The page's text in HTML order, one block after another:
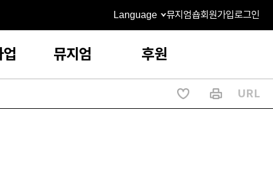
Language 뮤지엄숍회원가입로그인
뮤지엄 후원
URL